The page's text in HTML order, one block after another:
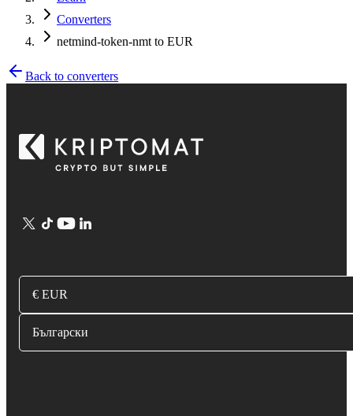
Converters
netmind-token-nmt to EUR
Back to converters
€ EUR
Български